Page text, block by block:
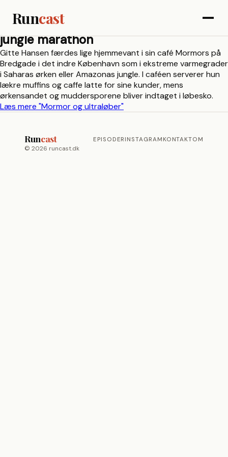
Runcast
jungle marathon
Gitte Hansen færdes lige hjemmevant i sin café Mormors på
Bredgade i det indre København som i ekstreme varmegrader
i Saharas ørken eller Amazonas jungle. I caféen serverer hun
lækre muffins og caffe latte for sine kunder, mens
ørkensandet og muddersporene bliver indtaget i løbesko.
Læs mere "Mormor og ultraløber"
Runcast EPISODERINSTAGRAMKONTAKTOM
© 2026 runcast.dk